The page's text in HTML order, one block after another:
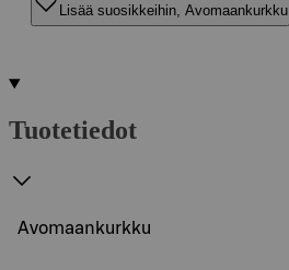
Lisää suosikkeihin, Avomaankurkku
Tuotetiedot
Avomaankurkku